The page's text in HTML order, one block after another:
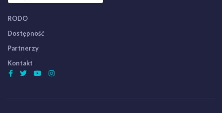
RODO
Dostępność
Partnerzy
Kontakt